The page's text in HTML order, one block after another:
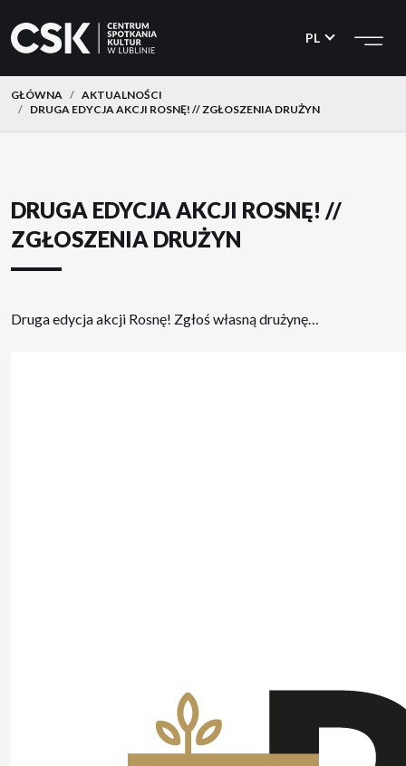
CSK
do
menu
do
treści
PL
GŁÓWNA
AKTUALNOŚCI
DRUGA EDYCJA AKCJI ROSNĘ! // ZGŁOSZENIA DRUŻYN
DRUGA EDYCJA AKCJI ROSNĘ! //
ZGŁOSZENIA DRUŻYN
Druga edycja akcji Rosnę! Zgłoś własną drużynę…